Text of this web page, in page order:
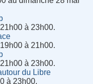
à 23h00.
à 21h00.
à 23h00.
du Libre
à 23h00.